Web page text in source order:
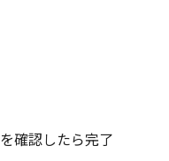
確認したら完了